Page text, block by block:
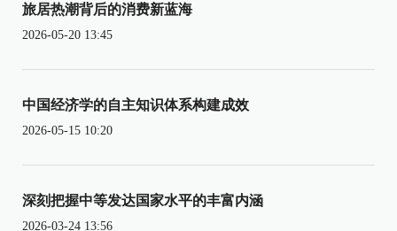
旅居热潮背后的消费新蓝海
2026-05-20 13:45
中国经济学的自主知识体系构建成效
2026-05-15 10:20
深刻把握中等发达国家水平的丰富内涵
2026-03-24 13:56